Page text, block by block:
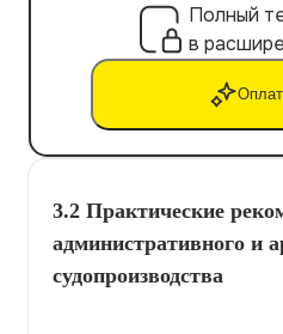
Полный
в
3.2 Практические
административного и
судопроизводства